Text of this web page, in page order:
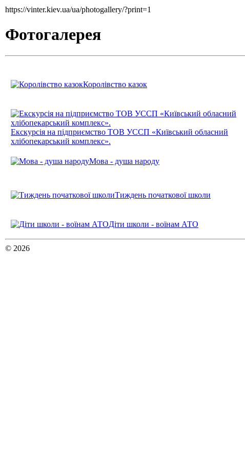
https://vinter.kiev.ua/ua/photogallery/?print=1
Фотогалерея
Королівство казок
Екскурсія на підприємство ТОВ УССП «Київський обласний
хлібопекарський комплекс».
Мова - душа народу
Тиждень початкової школи
Діти школи - воїнам АТО
© 2026